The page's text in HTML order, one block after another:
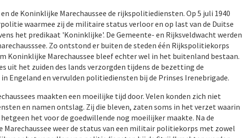
de Koninklijke Marechaussee de rijkspolitiediensten. Op 5 juli 1940
waarmee zij de militaire status verloor en op last van de Duitse
het predikaat 'Koninklijke'. De Gemeente- en Rijksveldwacht werden
Zo ontstond er buiten de steden één Rijkspolitiekorps
Koninklijke Marechaussee bleef echter wel in het buitenland bestaan.
uit het zuiden des lands verzorgden tijdens de bezetting de
Engeland en vervulden politiediensten bij de Prinses Irenebrigade.
maakten een moeilijke tijd door. Velen konden zich niet
en namen ontslag. Zij die bleven, zaten soms in het verzet waarin
het voor de goedwillende nog moeilijker maakte. Na de
Marechaussee weer de status van een militair politiekorps met zowel